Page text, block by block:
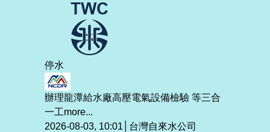
停水
辦理龍潭給水廠高壓電氣設備檢驗 等三合
一工more...
2026-08-03, 10:01│台灣自來水公司